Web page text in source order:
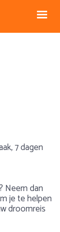
7 dagen
Neem dan
je te helpen
droomreis